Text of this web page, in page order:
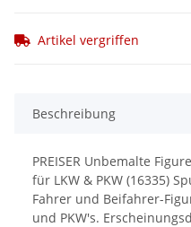
Artikel vergriffen
Beschreibung
PREISER Unbemalte
für LKW & PKW (16335)
Fahrer und Beifahrer-
und PKW's.